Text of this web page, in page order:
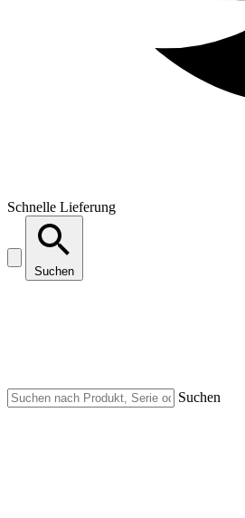
Schnelle Lieferung
Suchen
Suchen